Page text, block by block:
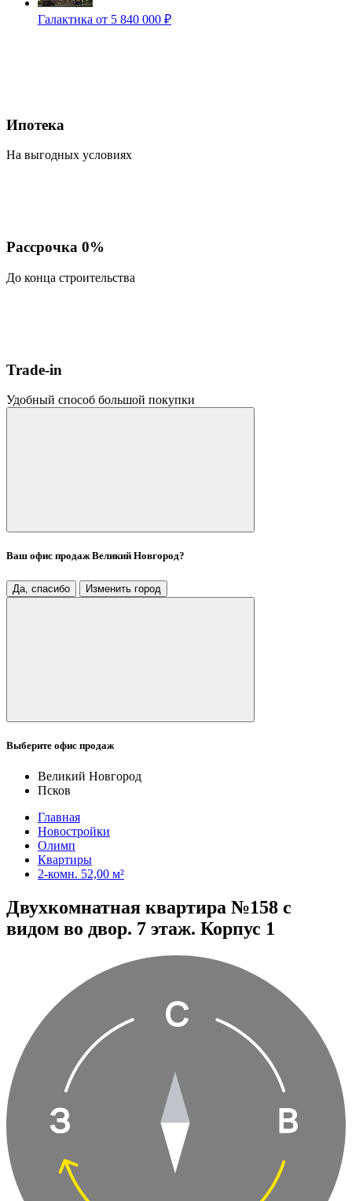
Галактика от 5 840 000 ₽
Ипотека
На выгодных условиях
Рассрочка 0%
До конца строительства
Trade-in
Удобный способ большой покупки
Ваш офис продажВеликий Новгород?
Да, спасибо Изменить город
Выберите офис продаж
Великий Новгород
Псков
Главная
Новостройки
Олимп
Квартиры
2-комн. 52,00 м²
Двухкомнатная квартира №158 с
видом во двор. 7 этаж. Корпус 1